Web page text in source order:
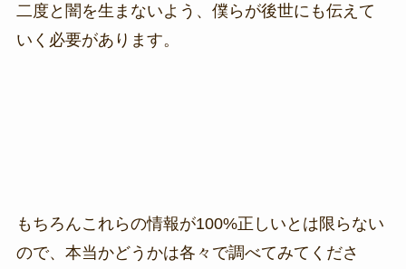
二度と闇を生まないよう、僕らが後世にも伝えて
いく必要があります。
もちろんこれらの情報が100%正しいとは限らない
ので、本当かどうかは各々で調べてみてくださ